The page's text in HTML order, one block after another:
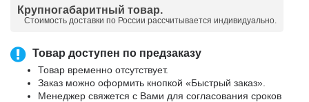
Крупногабаритный товар.
Стоимость доставки по России рассчитывается индивидуально.
Товар доступен по предзаказу
Товар временно отсутствует.
Заказ можно оформить кнопкой «Быстрый заказ».
Менеджер свяжется с Вами для согласования сроков